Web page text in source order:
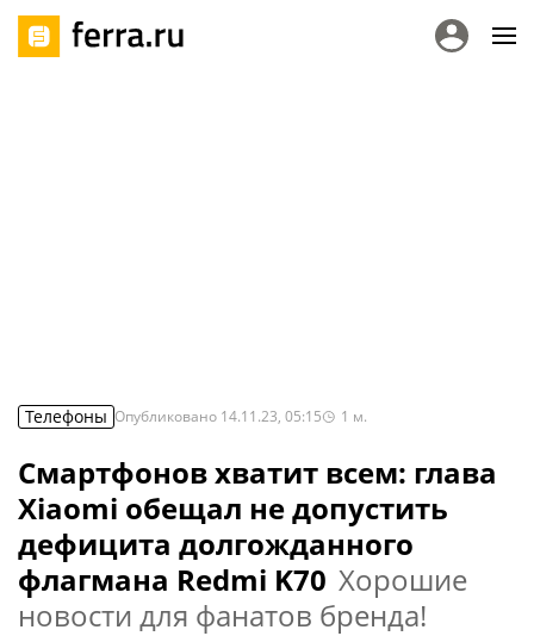
Телефоны Опубликовано 14.11.23, 05:15 1 м.
Смартфонов хватит всем: глава
Xiaomi обещал не допустить
дефицита долгожданного
флагмана Redmi K70 Хорошие
новости для фанатов бренда!